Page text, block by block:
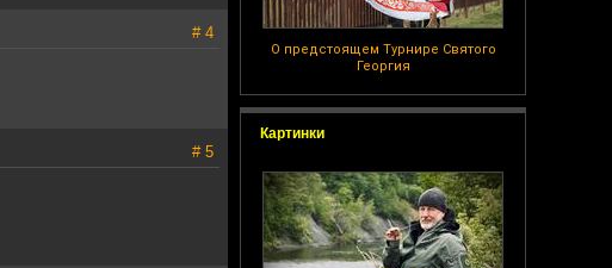
О предстоящем Турнире Святого
Георгия
Картинки
# 4
# 5